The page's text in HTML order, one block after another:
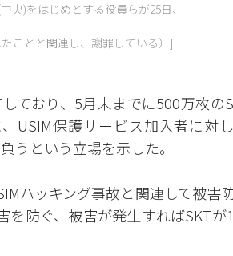
央)をはじめとする役員らが25日、
ことと関連し、謝罪している）]
ており、5月末までに500万枚の
USIM保護サービス加入者に対し
うという立場を示した。
ハッキング事故と関連して被害
を防ぐ、被害が発生すればSKTが